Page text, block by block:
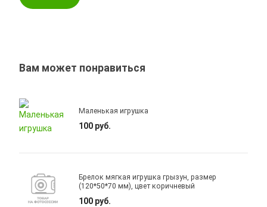
Вам может понравиться
Маленькая игрушка
100 руб.
Брелок мягкая игрушка грызун, размер
(120*50*70 мм), цвет коричневый
100 руб.